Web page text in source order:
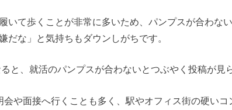
いて歩くことが非常に多いため、パンプスが合わな
だな」と気持ちもダウンしがちです。
と、就活のパンプスが合わないとつぶやく投稿が見
や面接へ行くことも多く、駅やオフィス街の硬いコ